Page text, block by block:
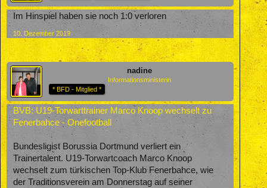
Im Hinspiel haben sie noch 1:0 verloren
10. Dezember 2019
nadine
Informationsministerin
* BFD - Mitglied *
BVB: U19-Torwarttrainer Marco Knoop wechselt zu
Fenerbahce - Onefootball
Bundesligist Borussia Dortmund verliert ein
Trainertalent. U19-Torwartcoach Marco Knoop
wechselt zum türkischen Top-Klub Fenerbahce, wie
der Traditionsverein am Donnerstag auf seiner